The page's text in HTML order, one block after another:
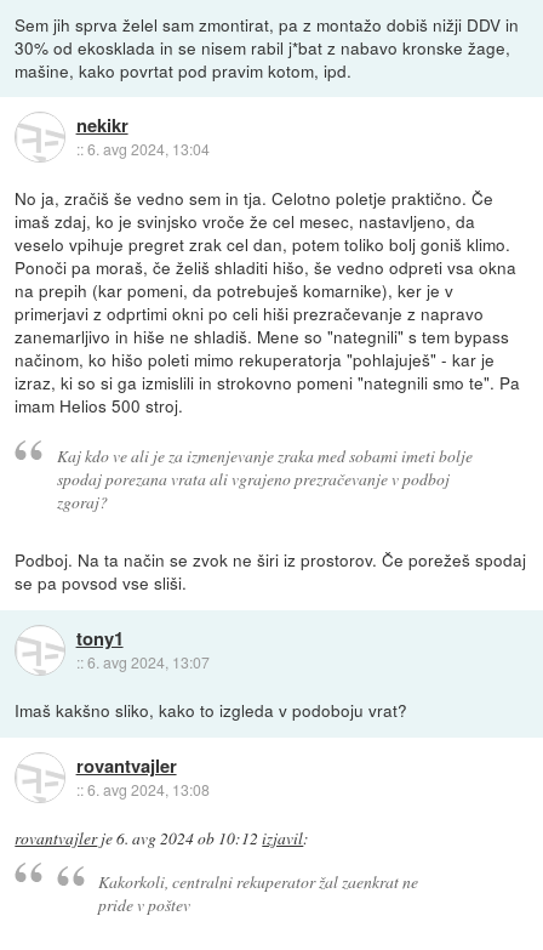
Sem jih sprva želel sam zmontirat, pa z montažo dobiš nižji DDV in
30% od ekosklada in se nisem rabil j*bat z nabavo kronske žage,
mašine, kako povrtat pod pravim kotom, ipd.
nekikr
::6. avg 2024, 13:04
No ja, zračiš še vedno sem in tja. Celotno poletje praktično. Če
imaš zdaj, ko je svinjsko vroče že cel mesec, nastavljeno, da
veselo vpihuje pregret zrak cel dan, potem toliko bolj goniš klimo.
Ponoči pa moraš, če želiš shladiti hišo, še vedno odpreti vsa okna
na prepih (kar pomeni, da potrebuješ komarnike), ker je v
primerjavi z odprtimi okni po celi hiši prezračevanje z napravo
zanemarljivo in hiše ne shladiš. Mene so "nategnili" s tem bypass
načinom, ko hišo poleti mimo rekuperatorja "pohlajuješ" - kar je
izraz, ki so si ga izmislili in strokovno pomeni "nategnili smo te". Pa
imam Helios 500 stroj.
Kaj kdo ve ali je za izmenjevanje zraka med sobami imeti bolje
spodaj porezana vrata ali vgrajeno prezračevanje v podboj
zgoraj?
Podboj. Na ta način se zvok ne širi iz prostorov. Če porežeš spodaj
se pa povsod vse sliši.
tony1
::6. avg 2024, 13:07
Imaš kakšno sliko, kako to izgleda v podoboju vrat?
rovantvajler
::6. avg 2024, 13:08
rovantvajlerje6. avg 2024 ob 10:12 izjavil:
Kakorkoli, centralni rekuperator žal zaenkrat ne
pride v poštev